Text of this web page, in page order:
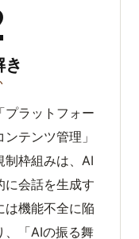
プラットフォー
ンテンツ管理」
制枠組みは、AI
に会話を生成す
は機能不全に陥
、「AIの振る舞